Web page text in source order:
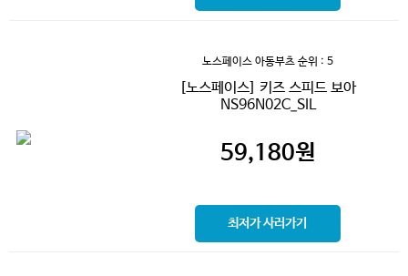
노스페이스 아동부츠 순위 : 5
[노스페이스] 키즈 스피드 보아
NS96N02C_SIL
59,180원
최저가 사러가기